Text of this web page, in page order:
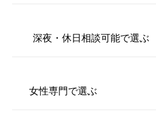
深夜・休日相談可能で選ぶ
女性専門で選ぶ